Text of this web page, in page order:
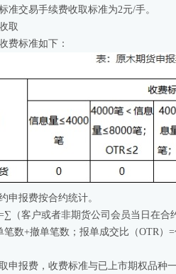
准交易手续费收取标准为2元/手。
取
费标准如下：
申报费按合约统计。
（客户或者非期货公司会员当日在合
笔数+撤单笔数；报单成交比（OTR）
申报费，收费标准与已上市期权品种